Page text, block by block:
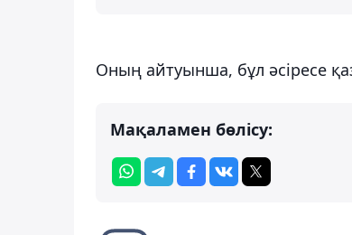
Оның айтуынша, бұл әсіресе
Мақаламен бөлісу: